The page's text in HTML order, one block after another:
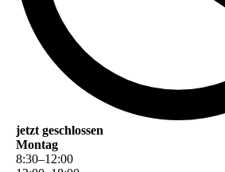
jetzt geschlossen
Montag
8:30–12:00